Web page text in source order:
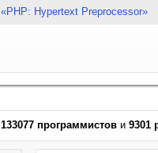
«PHP: Hypertext Preprocessor»
133077 программистов и 9301